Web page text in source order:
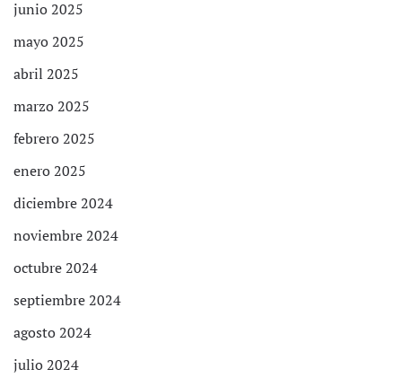
junio 2025
mayo 2025
abril 2025
marzo 2025
febrero 2025
enero 2025
diciembre 2024
noviembre 2024
octubre 2024
septiembre 2024
agosto 2024
julio 2024